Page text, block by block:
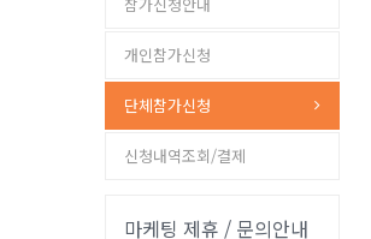
개인참가신청
단체참가신청
신청내역조회/결제
마케팅 제휴 / 문의안내